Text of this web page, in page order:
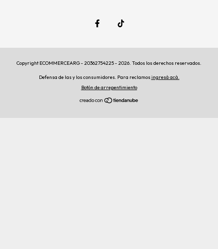
Copyright ECOMMERCEARG - 20362754225 - 2026. Todos los derechos reservados.
Defensa de las y los consumidores. Para reclamosingresá acá.
Botón de arrepentimiento